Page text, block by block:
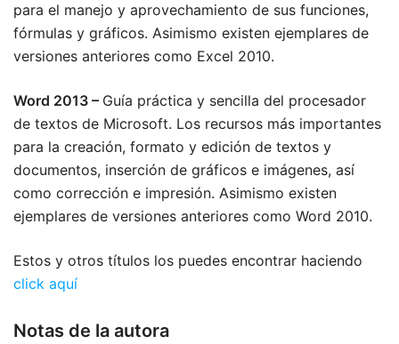
para el manejo y aprovechamiento de sus funciones,
fórmulas y gráficos. Asimismo existen ejemplares de
versiones anteriores como Excel 2010.
Word 2013 – Guía práctica y sencilla del procesador
de textos de Microsoft. Los recursos más importantes
para la creación, formato y edición de textos y
documentos, inserción de gráficos e imágenes, así
como corrección e impresión. Asimismo existen
ejemplares de versiones anteriores como Word 2010.
Estos y otros títulos los puedes encontrar haciendo
click aquí
Notas de la autora